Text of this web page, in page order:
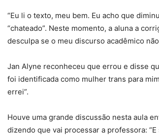
“Eu li o texto, meu bem. Eu acho que
“chateado”. Neste momento, a aluna a
desculpa se o meu discurso acadêmico
Jan Alyne reconheceu que errou e disse
foi identificada como mulher trans para
errei”.
Houve uma grande discussão nesta aula
dizendo que vai processar a professora: